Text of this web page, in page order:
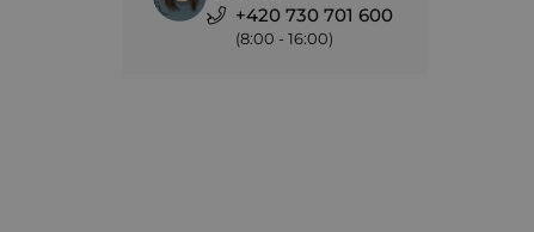
+420 730 701 600
(8:00 - 16:00)